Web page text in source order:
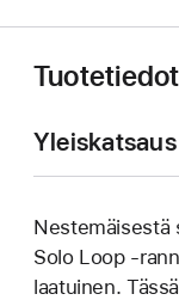
Tuotetiedot
Yleiskatsaus
Nestemäisestä
Solo Loop
laatuinen.